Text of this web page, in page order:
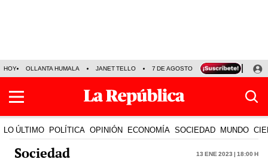
HOY OLLANTA HUMALA JANET TELLO 7 DE AGOSTO TINKA RESULTADOS
LO ÚLTIMO POLÍTICA OPINIÓN ECONOMÍA SOCIEDAD MUNDO
Sociedad 13 Ene 2023 | 18:00 h